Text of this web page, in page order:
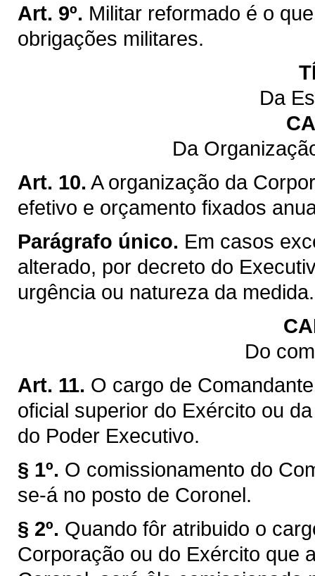
Art. 9º. Militar reformado é o
obrigações militares.
Da
Da
Art. 10. A organização da
efetivo e orçamento fixados
Parágrafo único. Em casos
alterado, por decreto do
urgência ou natureza da medida.
Do
Art. 11. O cargo de
oficial superior do Exército ou
do Poder Executivo.
§ 1º. O comissionamento do
se-á no posto de Coronel.
§ 2º. Quando fôr atribuido o
Corporação ou do Exército que